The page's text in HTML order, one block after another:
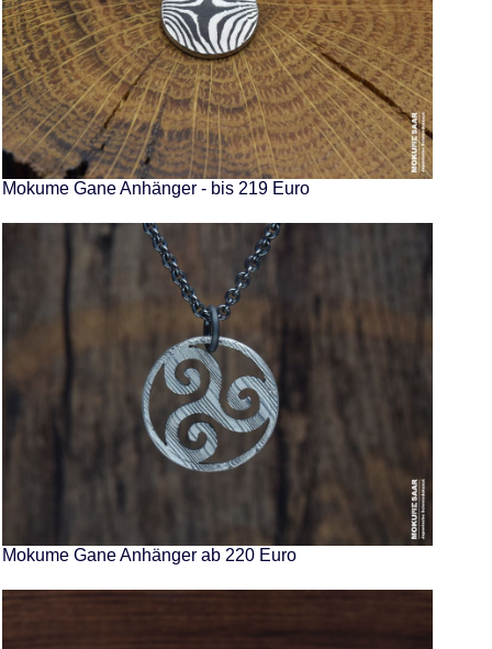
Mokume Gane Anhänger - bis 219 Euro
Mokume Gane Anhänger ab 220 Euro